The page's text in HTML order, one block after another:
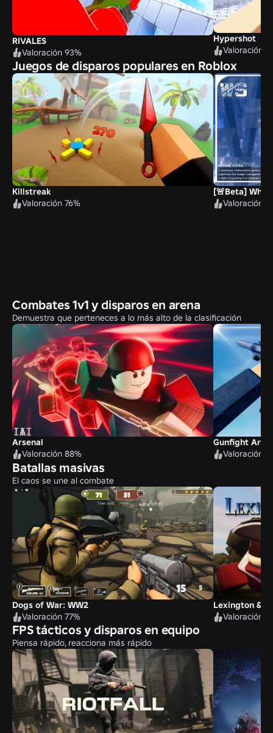
RIVALES
Valoración 93%
Hypershot
Valoración
Juegos de disparos populares en Roblox
Killstreak
Valoración 76%
[🚨Beta]
Valoración
Combates 1v1 y disparos en arena
Demuestra que perteneces a lo más alto de la clasificación
Arsenal
Valoración 88%
Gunfight
Valoración
Batallas masivas
El caos se une al combate
Dogs of War: WW2
Valoración 77%
Lexington &
Valoración
FPS tácticos y disparos en equipo
Piensa rápido, reacciona más rápido